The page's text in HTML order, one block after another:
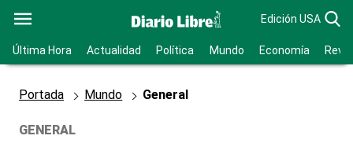
Edición USA
Última Hora Actualidad Política Mundo Economía
Portada Mundo General
GENERAL